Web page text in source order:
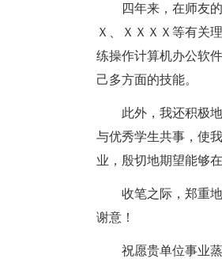
四年来，在师友
Ｘ、ＸＸＸＸ等有关
练操作计算机办公软
己多方面的技能。
此外，我还积极
与优秀学生共事，使
业，殷切地期望能够
收笔之际，郑重
谢意！
祝愿贵单位事业